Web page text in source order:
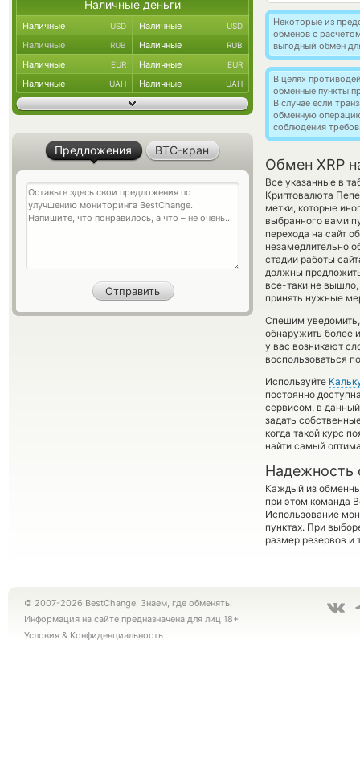
Некоторые из
обменов с
выгодный обмен
В целях
обменные пункты
В случае если
обменную
соблюдения
Обмен XRP
Все указанные в
Криптовалюта
метки, которые
выбранного вами
перехода на сайт
незамедлительно
стадии работы
должны
все-таки не
принять нужные
Спешим
обнаружить более
у вас возникают
воспользоваться
Используйте
постоянно
сервисом, в
задать
когда такой курс
найти самый
Надежность
Каждый из
при этом команда
Использование
пунктах. При
размер резервов и
Наличные деньги
Наличные USD Наличные USD
Наличные RUB Наличные RUB
Наличные EUR Наличные EUR
Наличные UAH Наличные UAH
Предложения BTC-кран
© 2007-2026 BestChange. Знаем, где обменять!
Информация на сайте предназначена для лиц 18+
Условия & Конфиденциальность